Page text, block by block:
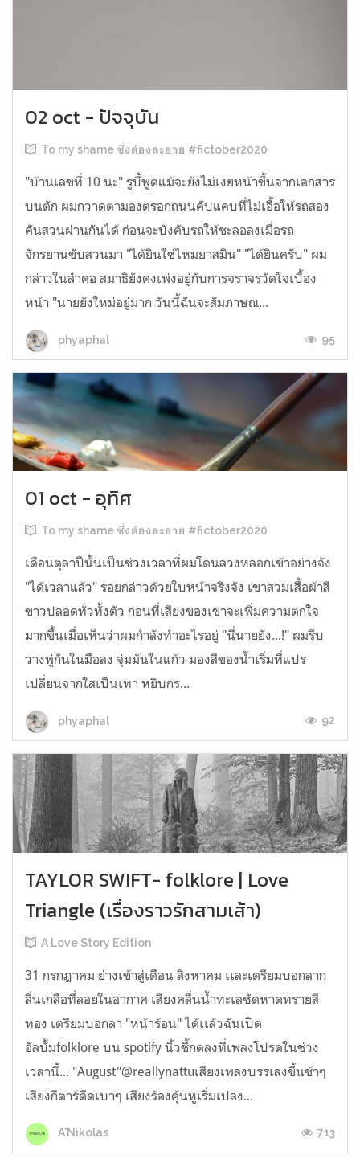
02 oct - ปัจจุบัน
To my shame ซึ่งต้องละอาย #fictober2020
"บ้านเลขที่ 10 นะ" รูบี้พูดแม้จะยังไม่เงยหน้าขึ้นจากเอกสาร
บนตัก ผมกวาดตามองตรอกถนนคับแคบที่ไม่เอื้อให้รถสอง
คันสวนผ่านกันได้ ก่อนจะบังคับรถให้ชะลอลงเมื่อรถ
จักรยานขับสวนมา "ได้ยินใช่ไหมยาสมิน" "ได้ยินครับ" ผม
กล่าวในลำคอ สมาธิยังคงเพ่งอยู่กับการจราจรวัดใจเบื้อง
หน้า "นายยังใหม่อยู่มาก วันนี้ฉันจะสัมภาษณ...
phyaphal 95
01 oct - อุทิศ
To my shame ซึ่งต้องละอาย #fictober2020
เดือนตุลาปีนั้นเป็นช่วงเวลาที่ผมโดนลวงหลอกเข้าอย่างจัง
"ได้เวลาแล้ว" รอยกล่าวด้วยใบหน้าจริงจัง เขาสวมเสื้อผ้าสี
ขาวปลอดทั่วทั้งตัว ก่อนที่เสียงของเขาจะเพิ่มความตกใจ
มากขึ้นเมื่อเห็นว่าผมกำลังทำอะไรอยู่ "นี่นายยัง...!" ผมรีบ
วางพู่กันในมือลง จุ่มมันในแก้ว มองสีของน้ำเริ่มที่แปร
เปลี่ยนจากใสเป็นเทา หยิบกร...
phyaphal 92
TAYLOR SWIFT- folklore | Love
Triangle (เรื่องราวรักสามเส้า)
A Love Story Edition
31 กรกฎาคม ย่างเข้าสู่เดือน สิงหาคม เเละเตรียมบอกลาก
ลิ่นเกลือที่ลอยในอากาศ เสียงคลื่นน้ำทะเลซัดหาดทรายสี
ทอง เตรียมบอกลา "หน้าร้อน" ได้เเล้วฉันเปิด
อัลบั้มfolklore บน spotify นิ้วชี้กดลงที่เพลงโปรดในช่วง
เวลานี้... "August"@reallynattuเสียงเพลงบรรเลงขึ้นช้าๆ
เสียงกีตาร์ดีดเบาๆ เสียงร้องคุ้นหูเริ่มเปล่ง...
A'Nikolas 713